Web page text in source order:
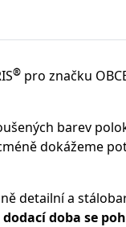
® pro značku
barev
dokážeme
detailní a
dodací doba se